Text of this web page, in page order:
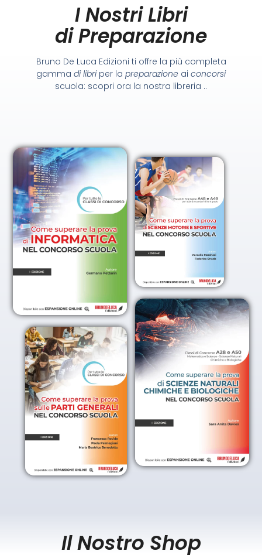
I Nostri Libri
di Preparazione
Bruno De Luca Edizioni ti offre la più completa
gamma di libriper la preparazione ai concorsi
scuola: scopri ora la nostra libreria ..
Il Nostro Shop